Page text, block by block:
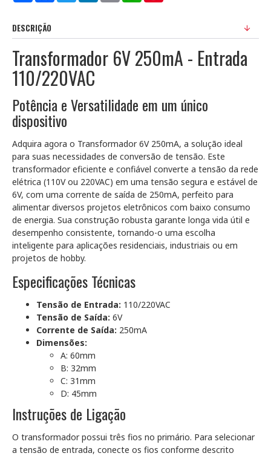
DESCRIÇÃO
Transformador 6V 250mA - Entrada
110/220VAC
Potência e Versatilidade em um único
dispositivo
Adquira agora o Transformador 6V 250mA, a solução ideal
para suas necessidades de conversão de tensão. Este
transformador eficiente e confiável converte a tensão da rede
elétrica (110V ou 220VAC) em uma tensão segura e estável de
6V, com uma corrente de saída de 250mA, perfeito para
alimentar diversos projetos eletrônicos com baixo consumo
de energia. Sua construção robusta garante longa vida útil e
desempenho consistente, tornando-o uma escolha
inteligente para aplicações residenciais, industriais ou em
projetos de hobby.
Especificações Técnicas
Tensão de Entrada: 110/220VAC
Tensão de Saída: 6V
Corrente de Saída: 250mA
Dimensões:
A: 60mm
B: 32mm
C: 31mm
D: 45mm
Instruções de Ligação
O transformador possui três fios no primário. Para selecionar
a tensão de entrada, conecte os fios conforme descrito